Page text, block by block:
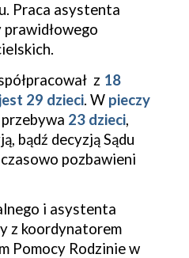
Praca asystenta
z 18
29 dzieci. W pieczy
23 dzieci,
bądź decyzją Sądu
pozbawieni
i asystenta
z koordynatorem
Pomocy Rodzinie w